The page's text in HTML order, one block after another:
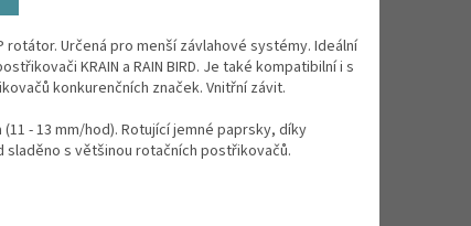
Určená pro menší závlahové systémy. Ideální
KRAIN a RAIN BIRD. Je také kompatibilní i s
konkurenčních značek. Vnitřní závit.
- 13 mm/hod). Rotující jemné paprsky, díky
sladěno s většinou rotačních postřikovačů.